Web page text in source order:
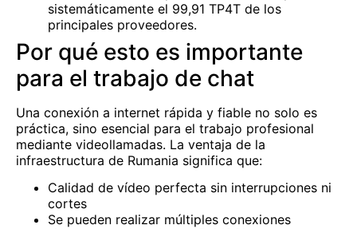
sistemáticamente el 99,91 TP4T de los
principales proveedores.
Por qué esto es importante
para el trabajo de chat
Una conexión a internet rápida y fiable no solo es
práctica, sino esencial para el trabajo profesional
mediante videollamadas. La ventaja de la
infraestructura de Rumania significa que:
Calidad de vídeo perfecta sin interrupciones ni
cortes
Se pueden realizar múltiples conexiones